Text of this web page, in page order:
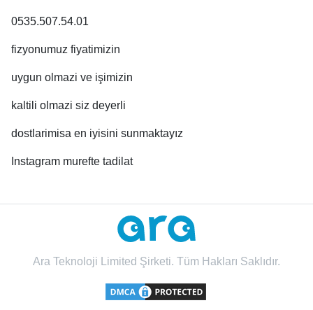
0535.507.54.01
fizyonumuz fiyatimizin
uygun olmazi ve işimizin
kaltili olmazi siz deyerli
dostlarimisa en iyisini sunmaktayız
Instagram murefte tadilat
Ara Teknoloji Limited Şirketi. Tüm Hakları Saklıdır.